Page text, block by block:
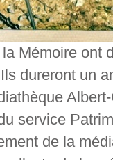
Mémoire ont
dureront un
service
de la